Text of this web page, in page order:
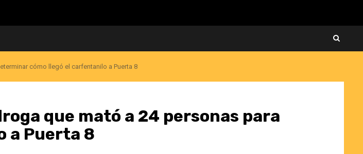
cómo llegó el carfentanilo a Puerta 8
que mató a 24 personas para
a Puerta 8